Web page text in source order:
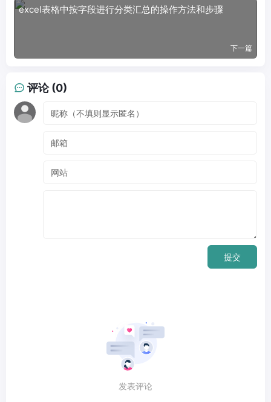
excel表格中按字段进行分类汇总的操作方法和步骤
下一篇
评论 (0)
提交
发表评论